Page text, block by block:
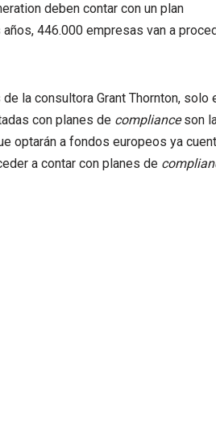
deben contar con un plan
446.000 empresas van a
la consultora Grant Thornton, solo
con planes de complianceson
optarán a fondos europeos ya
a contar con planes de